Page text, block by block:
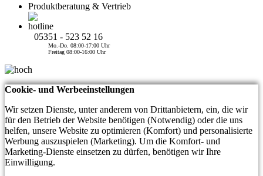
Produktberatung & Vertrieb
05351 - 523 52 16
Mo.-Do. 08:00-17:00 Uhr
Freitag 08:00-16:00 Uhr
Cookie- und Werbeeinstellungen
Wir setzen Dienste, unter anderem von Drittanbietern, ein, die wir
für den Betrieb der Website benötigen (Notwendig) oder die uns
helfen, unsere Website zu optimieren (Komfort) und personalisierte
Werbung auszuspielen (Marketing). Um die Komfort- und
Marketing-Dienste einsetzen zu dürfen, benötigen wir Ihre
Einwilligung.